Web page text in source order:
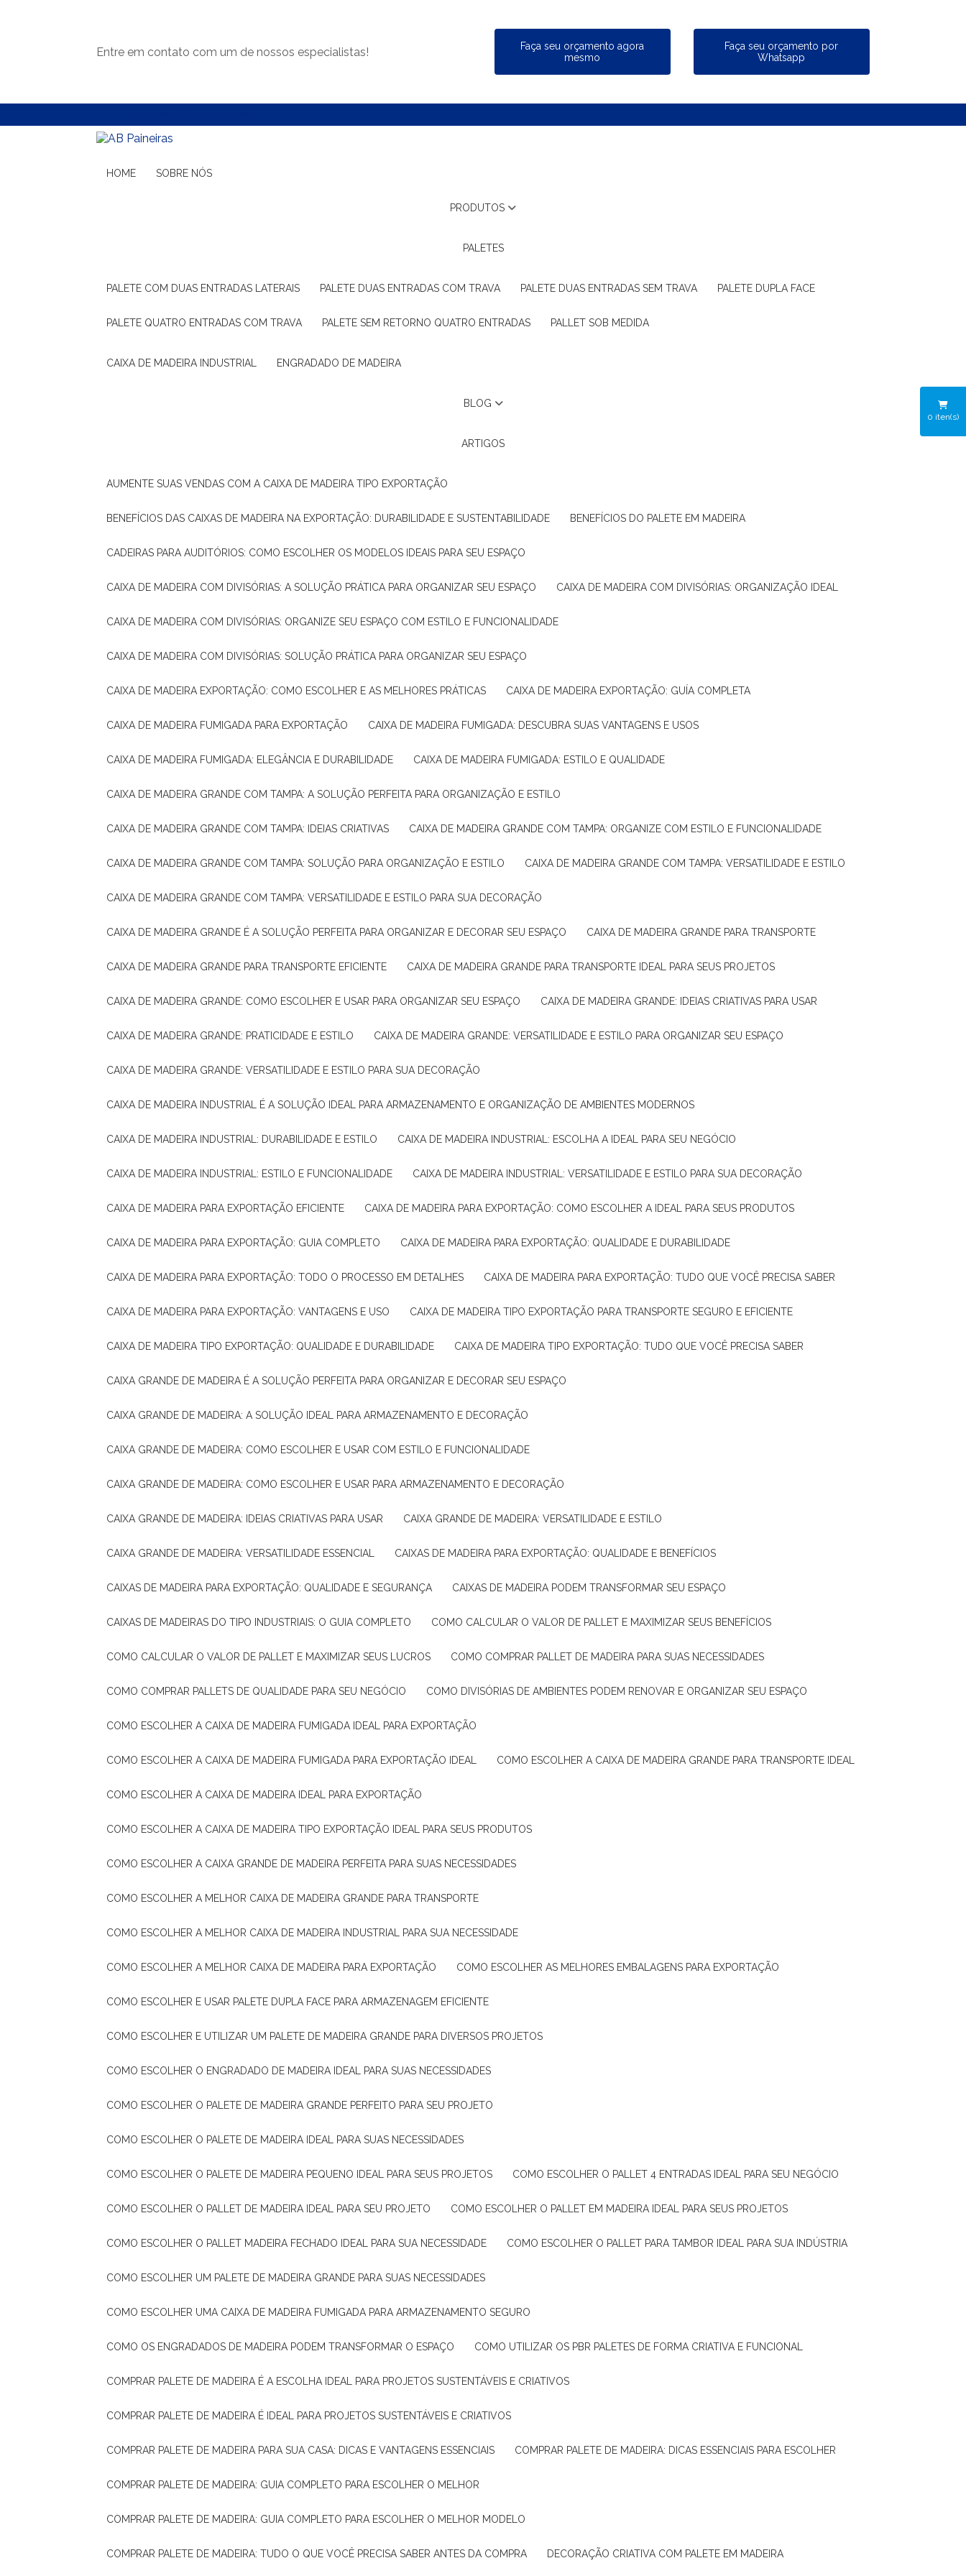
Entre em contato com um de nossos especialistas!
Faça seu orçamento agora
mesmo
Faça seu orçamento por
Whatsapp
HOME SOBRE NÓS
PRODUTOS
PALETES
PALETE COM DUAS ENTRADAS LATERAIS PALETE DUAS ENTRADAS COM TRAVA PALETE DUAS ENTRADAS SEM TRAVA PALETE DUPLA FACE
PALETE QUATRO ENTRADAS COM TRAVA PALETE SEM RETORNO QUATRO ENTRADAS PALLET SOB MEDIDA
CAIXA DE MADEIRA INDUSTRIAL ENGRADADO DE MADEIRA
BLOG
ARTIGOS
AUMENTE SUAS VENDAS COM A CAIXA DE MADEIRA TIPO EXPORTAÇÃO
BENEFÍCIOS DAS CAIXAS DE MADEIRA NA EXPORTAÇÃO: DURABILIDADE E SUSTENTABILIDADE BENEFÍCIOS DO PALETE EM MADEIRA
CADEIRAS PARA AUDITÓRIOS: COMO ESCOLHER OS MODELOS IDEAIS PARA SEU ESPAÇO
CAIXA DE MADEIRA COM DIVISÓRIAS: A SOLUÇÃO PRÁTICA PARA ORGANIZAR SEU ESPAÇO CAIXA DE MADEIRA COM DIVISÓRIAS: ORGANIZAÇÃO IDEAL
CAIXA DE MADEIRA COM DIVISÓRIAS: ORGANIZE SEU ESPAÇO COM ESTILO E FUNCIONALIDADE
CAIXA DE MADEIRA COM DIVISÓRIAS: SOLUÇÃO PRÁTICA PARA ORGANIZAR SEU ESPAÇO
CAIXA DE MADEIRA EXPORTAÇÃO: COMO ESCOLHER E AS MELHORES PRÁTICAS CAIXA DE MADEIRA EXPORTAÇÃO: GUÍA COMPLETA
CAIXA DE MADEIRA FUMIGADA PARA EXPORTAÇÃO CAIXA DE MADEIRA FUMIGADA: DESCUBRA SUAS VANTAGENS E USOS
CAIXA DE MADEIRA FUMIGADA: ELEGÂNCIA E DURABILIDADE CAIXA DE MADEIRA FUMIGADA: ESTILO E QUALIDADE
CAIXA DE MADEIRA GRANDE COM TAMPA: A SOLUÇÃO PERFEITA PARA ORGANIZAÇÃO E ESTILO
CAIXA DE MADEIRA GRANDE COM TAMPA: IDEIAS CRIATIVAS CAIXA DE MADEIRA GRANDE COM TAMPA: ORGANIZE COM ESTILO E FUNCIONALIDADE
CAIXA DE MADEIRA GRANDE COM TAMPA: SOLUÇÃO PARA ORGANIZAÇÃO E ESTILO CAIXA DE MADEIRA GRANDE COM TAMPA: VERSATILIDADE E ESTILO
CAIXA DE MADEIRA GRANDE COM TAMPA: VERSATILIDADE E ESTILO PARA SUA DECORAÇÃO
CAIXA DE MADEIRA GRANDE É A SOLUÇÃO PERFEITA PARA ORGANIZAR E DECORAR SEU ESPAÇO CAIXA DE MADEIRA GRANDE PARA TRANSPORTE
CAIXA DE MADEIRA GRANDE PARA TRANSPORTE EFICIENTE CAIXA DE MADEIRA GRANDE PARA TRANSPORTE IDEAL PARA SEUS PROJETOS
CAIXA DE MADEIRA GRANDE: COMO ESCOLHER E USAR PARA ORGANIZAR SEU ESPAÇO CAIXA DE MADEIRA GRANDE: IDEIAS CRIATIVAS PARA USAR
CAIXA DE MADEIRA GRANDE: PRATICIDADE E ESTILO CAIXA DE MADEIRA GRANDE: VERSATILIDADE E ESTILO PARA ORGANIZAR SEU ESPAÇO
CAIXA DE MADEIRA GRANDE: VERSATILIDADE E ESTILO PARA SUA DECORAÇÃO
CAIXA DE MADEIRA INDUSTRIAL É A SOLUÇÃO IDEAL PARA ARMAZENAMENTO E ORGANIZAÇÃO DE AMBIENTES MODERNOS
CAIXA DE MADEIRA INDUSTRIAL: DURABILIDADE E ESTILO CAIXA DE MADEIRA INDUSTRIAL: ESCOLHA A IDEAL PARA SEU NEGÓCIO
CAIXA DE MADEIRA INDUSTRIAL: ESTILO E FUNCIONALIDADE CAIXA DE MADEIRA INDUSTRIAL: VERSATILIDADE E ESTILO PARA SUA DECORAÇÃO
CAIXA DE MADEIRA PARA EXPORTAÇÃO EFICIENTE CAIXA DE MADEIRA PARA EXPORTAÇÃO: COMO ESCOLHER A IDEAL PARA SEUS PRODUTOS
CAIXA DE MADEIRA PARA EXPORTAÇÃO: GUIA COMPLETO CAIXA DE MADEIRA PARA EXPORTAÇÃO: QUALIDADE E DURABILIDADE
CAIXA DE MADEIRA PARA EXPORTAÇÃO: TODO O PROCESSO EM DETALHES CAIXA DE MADEIRA PARA EXPORTAÇÃO: TUDO QUE VOCÊ PRECISA SABER
CAIXA DE MADEIRA PARA EXPORTAÇÃO: VANTAGENS E USO CAIXA DE MADEIRA TIPO EXPORTAÇÃO PARA TRANSPORTE SEGURO E EFICIENTE
CAIXA DE MADEIRA TIPO EXPORTAÇÃO: QUALIDADE E DURABILIDADE CAIXA DE MADEIRA TIPO EXPORTAÇÃO: TUDO QUE VOCÊ PRECISA SABER
CAIXA GRANDE DE MADEIRA É A SOLUÇÃO PERFEITA PARA ORGANIZAR E DECORAR SEU ESPAÇO
CAIXA GRANDE DE MADEIRA: A SOLUÇÃO IDEAL PARA ARMAZENAMENTO E DECORAÇÃO
CAIXA GRANDE DE MADEIRA: COMO ESCOLHER E USAR COM ESTILO E FUNCIONALIDADE
CAIXA GRANDE DE MADEIRA: COMO ESCOLHER E USAR PARA ARMAZENAMENTO E DECORAÇÃO
CAIXA GRANDE DE MADEIRA: IDEIAS CRIATIVAS PARA USAR CAIXA GRANDE DE MADEIRA: VERSATILIDADE E ESTILO
CAIXA GRANDE DE MADEIRA: VERSATILIDADE ESSENCIAL CAIXAS DE MADEIRA PARA EXPORTAÇÃO: QUALIDADE E BENEFÍCIOS
CAIXAS DE MADEIRA PARA EXPORTAÇÃO: QUALIDADE E SEGURANÇA CAIXAS DE MADEIRA PODEM TRANSFORMAR SEU ESPAÇO
CAIXAS DE MADEIRAS DO TIPO INDUSTRIAIS: O GUIA COMPLETO COMO CALCULAR O VALOR DE PALLET E MAXIMIZAR SEUS BENEFÍCIOS
COMO CALCULAR O VALOR DE PALLET E MAXIMIZAR SEUS LUCROS COMO COMPRAR PALLET DE MADEIRA PARA SUAS NECESSIDADES
COMO COMPRAR PALLETS DE QUALIDADE PARA SEU NEGÓCIO COMO DIVISÓRIAS DE AMBIENTES PODEM RENOVAR E ORGANIZAR SEU ESPAÇO
COMO ESCOLHER A CAIXA DE MADEIRA FUMIGADA IDEAL PARA EXPORTAÇÃO
COMO ESCOLHER A CAIXA DE MADEIRA FUMIGADA PARA EXPORTAÇÃO IDEAL COMO ESCOLHER A CAIXA DE MADEIRA GRANDE PARA TRANSPORTE IDEAL
COMO ESCOLHER A CAIXA DE MADEIRA IDEAL PARA EXPORTAÇÃO
COMO ESCOLHER A CAIXA DE MADEIRA TIPO EXPORTAÇÃO IDEAL PARA SEUS PRODUTOS
COMO ESCOLHER A CAIXA GRANDE DE MADEIRA PERFEITA PARA SUAS NECESSIDADES
COMO ESCOLHER A MELHOR CAIXA DE MADEIRA GRANDE PARA TRANSPORTE
COMO ESCOLHER A MELHOR CAIXA DE MADEIRA INDUSTRIAL PARA SUA NECESSIDADE
COMO ESCOLHER A MELHOR CAIXA DE MADEIRA PARA EXPORTAÇÃO COMO ESCOLHER AS MELHORES EMBALAGENS PARA EXPORTAÇÃO
COMO ESCOLHER E USAR PALETE DUPLA FACE PARA ARMAZENAGEM EFICIENTE
COMO ESCOLHER E UTILIZAR UM PALETE DE MADEIRA GRANDE PARA DIVERSOS PROJETOS
COMO ESCOLHER O ENGRADADO DE MADEIRA IDEAL PARA SUAS NECESSIDADES
COMO ESCOLHER O PALETE DE MADEIRA GRANDE PERFEITO PARA SEU PROJETO
COMO ESCOLHER O PALETE DE MADEIRA IDEAL PARA SUAS NECESSIDADES
COMO ESCOLHER O PALETE DE MADEIRA PEQUENO IDEAL PARA SEUS PROJETOS COMO ESCOLHER O PALLET 4 ENTRADAS IDEAL PARA SEU NEGÓCIO
COMO ESCOLHER O PALLET DE MADEIRA IDEAL PARA SEU PROJETO COMO ESCOLHER O PALLET EM MADEIRA IDEAL PARA SEUS PROJETOS
COMO ESCOLHER O PALLET MADEIRA FECHADO IDEAL PARA SUA NECESSIDADE COMO ESCOLHER O PALLET PARA TAMBOR IDEAL PARA SUA INDÚSTRIA
COMO ESCOLHER UM PALETE DE MADEIRA GRANDE PARA SUAS NECESSIDADES
COMO ESCOLHER UMA CAIXA DE MADEIRA FUMIGADA PARA ARMAZENAMENTO SEGURO
COMO OS ENGRADADOS DE MADEIRA PODEM TRANSFORMAR O ESPAÇO COMO UTILIZAR OS PBR PALETES DE FORMA CRIATIVA E FUNCIONAL
COMPRAR PALETE DE MADEIRA É A ESCOLHA IDEAL PARA PROJETOS SUSTENTÁVEIS E CRIATIVOS
COMPRAR PALETE DE MADEIRA É IDEAL PARA PROJETOS SUSTENTÁVEIS E CRIATIVOS
COMPRAR PALETE DE MADEIRA PARA SUA CASA: DICAS E VANTAGENS ESSENCIAIS COMPRAR PALETE DE MADEIRA: DICAS ESSENCIAIS PARA ESCOLHER
COMPRAR PALETE DE MADEIRA: GUIA COMPLETO PARA ESCOLHER O MELHOR
COMPRAR PALETE DE MADEIRA: GUIA COMPLETO PARA ESCOLHER O MELHOR MODELO
COMPRAR PALETE DE MADEIRA: TUDO O QUE VOCÊ PRECISA SABER ANTES DA COMPRA DECORAÇÃO CRIATIVA COM PALETE EM MADEIRA
0 iten(s)